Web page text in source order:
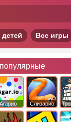
Все игры
Слизарио